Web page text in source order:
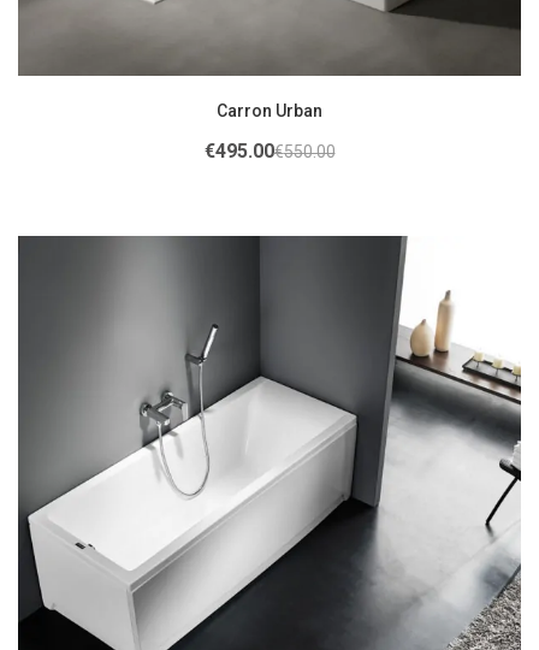
Carron Urban
€550.00
€495.00